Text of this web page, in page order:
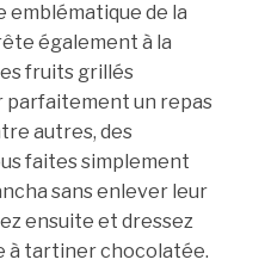
emblématique de la
également à la
fruits grillés
un repas
autres, des
faites simplement
sans enlever leur
ensuite et dressez
à tartiner chocolatée.